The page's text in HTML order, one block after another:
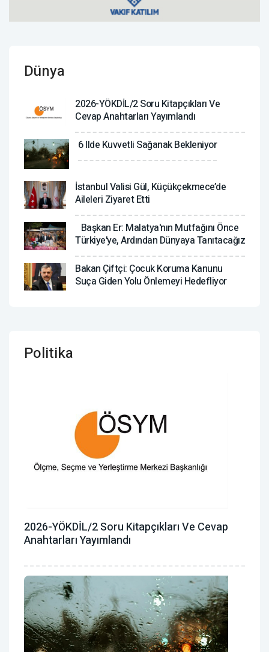
Dünya
2026-YÖKDİL/2 Soru Kitapçıkları Ve
Cevap Anahtarları Yayımlandı
6 Ilde Kuvvetli Sağanak Bekleniyor
İstanbul Valisi Gül, Küçükçekmece’de
Aileleri Ziyaret Etti
Başkan Er: Malatya'nın Mutfağını Önce
Türkiye'ye, Ardından Dünyaya Tanıtacağız
Bakan Çiftçi: Çocuk Koruma Kanunu
Suça Giden Yolu Önlemeyi Hedefliyor
Politika
2026-YÖKDİL/2 Soru Kitapçıkları Ve Cevap
Anahtarları Yayımlandı